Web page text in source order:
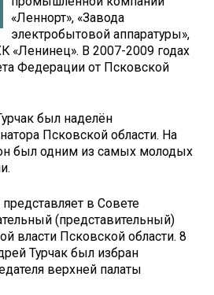
«Леннорт», «Завода
электробытовой аппаратуры»,
«Ленинец». В 2007-2009 годах
Федерации от Псковской
был наделён
Псковской области. На
был одним из самых молодых
в Совете
(представительный)
власти Псковской области. 8
Турчак был избран
верхней палаты